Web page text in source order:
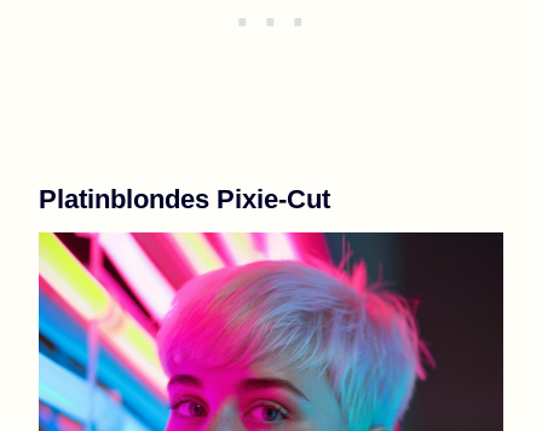
Platinblondes Pixie-Cut